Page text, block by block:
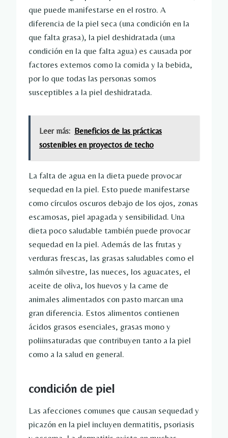
que puede manifestarse en el rostro. A
diferencia de la piel seca (una condición en la
que falta grasa), la piel deshidratada (una
condición en la que falta agua) es causada por
factores externos como la comida y la bebida,
por lo que todas las personas somos
susceptibles a la piel deshidratada.
Leer más: Beneficios de las prácticas
sostenibles en proyectos de techo
La falta de agua en la dieta puede provocar
sequedad en la piel. Esto puede manifestarse
como círculos oscuros debajo de los ojos, zonas
escamosas, piel apagada y sensibilidad. Una
dieta poco saludable también puede provocar
sequedad en la piel. Además de las frutas y
verduras frescas, las grasas saludables como el
salmón silvestre, las nueces, los aguacates, el
aceite de oliva, los huevos y la carne de
animales alimentados con pasto marcan una
gran diferencia. Estos alimentos contienen
ácidos grasos esenciales, grasas mono y
poliinsaturadas que contribuyen tanto a la piel
como a la salud en general.
condición de piel
Las afecciones comunes que causan sequedad y
picazón en la piel incluyen dermatitis, psoriasis